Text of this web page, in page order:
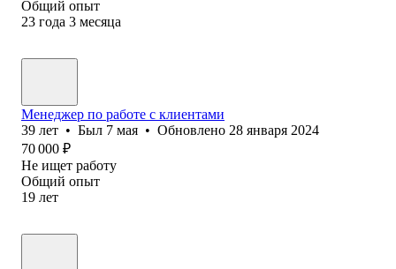
Общий опыт
23 года 3 месяца
Менеджер по работе с клиентами
39 лет • Был 7 мая • Обновлено 28 января 2024
70 000 ₽
Не ищет работу
Общий опыт
19 лет